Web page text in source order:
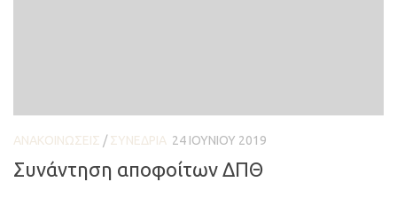
ΑΝΑΚΟΙΝΏΣΕΙΣ /ΣΥΝΈΔΡΙΑ 24 ΙΟΥΝΊΟΥ 2019
Συνάντηση αποφοίτων ΔΠΘ